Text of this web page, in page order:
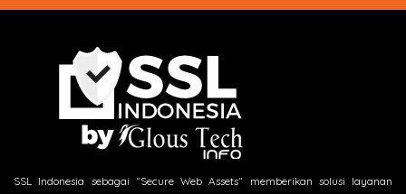
SSL Indonesia sebagai “Secure Web Assets“ memberikan solusi layanan